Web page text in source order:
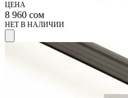
ЦЕНА
8 960 сом
НЕТ В НАЛИЧИИ